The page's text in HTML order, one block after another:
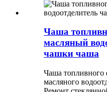
Чаша
масляный
чашки чаша
Чаша топливного
масляного